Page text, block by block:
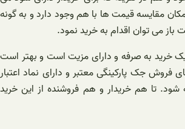
مقایسه قیمت ها با هم وجود دارد و به گونه
می توان اقدام به خرید نمود.
یک خرید به صرفه و دارای مزیت است و بهتر است
فروش جک پارکینگی معتبر و دارای نماد اعتبار
شود. تا هم خریدار و هم فروشنده از این خرید